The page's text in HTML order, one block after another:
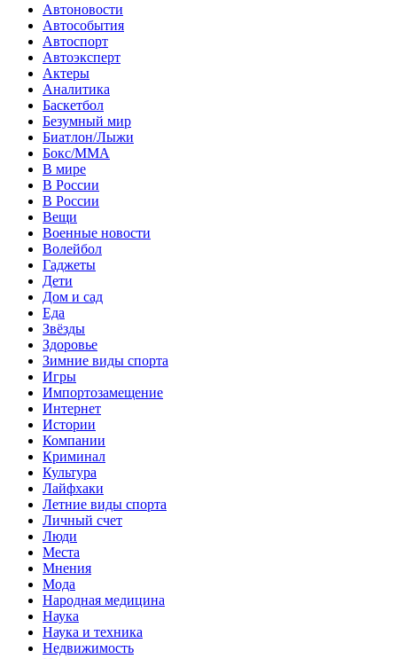
Автоновости
Автособытия
Автоспорт
Автоэксперт
Актеры
Аналитика
Баскетбол
Безумный мир
Биатлон/Лыжи
Бокс/MMA
В мире
В России
В России
Вещи
Военные новости
Волейбол
Гаджеты
Дети
Дом и сад
Еда
Звёзды
Здоровье
Зимние виды спорта
Игры
Импортозамещение
Интернет
Истории
Компании
Криминал
Культура
Лайфхаки
Летние виды спорта
Личный счет
Люди
Места
Мнения
Мода
Народная медицина
Наука
Наука и техника
Недвижимость